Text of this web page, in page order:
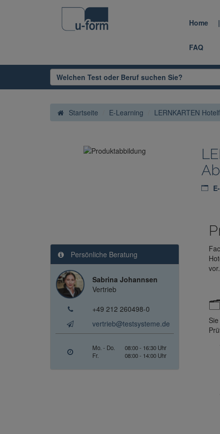
Home |
FAQ
Startseite E-Learning LERNKARTEN
Persönliche Beratung
Sabrina Johannsen
Vertrieb
+49 212 260498-0
vertrieb@testsysteme.de
Mo. - Do.
08:00 - 16:30 Uhr
Fr.
08:00 - 14:00 Uhr
vor.
🗂️